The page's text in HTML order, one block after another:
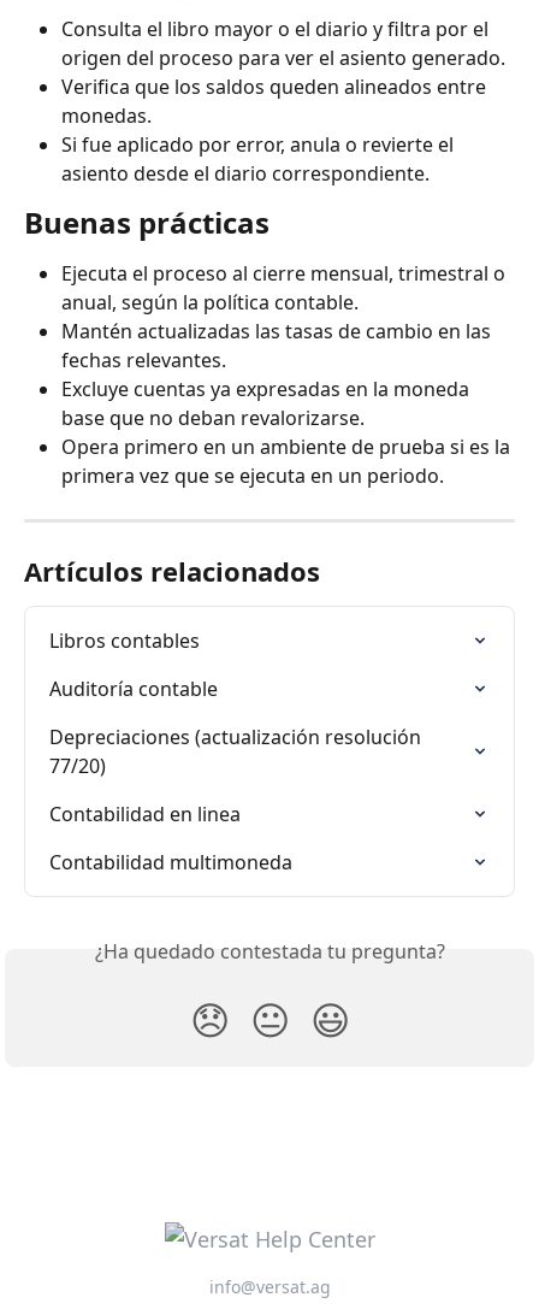
Consulta el libro mayor o el diario y filtra por el
origen del proceso para ver el asiento generado.
Verifica que los saldos queden alineados entre
monedas.
Si fue aplicado por error, anula o revierte el
asiento desde el diario correspondiente.
Buenas prácticas
Ejecuta el proceso al cierre mensual, trimestral o
anual, según la política contable.
Mantén actualizadas las tasas de cambio en las
fechas relevantes.
Excluye cuentas ya expresadas en la moneda
base que no deban revalorizarse.
Opera primero en un ambiente de prueba si es la
primera vez que se ejecuta en un periodo.
Artículos relacionados
Libros contables
Auditoría contable
Depreciaciones (actualización resolución
77/20)
Contabilidad en linea
Contabilidad multimoneda
¿Ha quedado contestada tu pregunta?
😞 😐 😃
info@versat.ag